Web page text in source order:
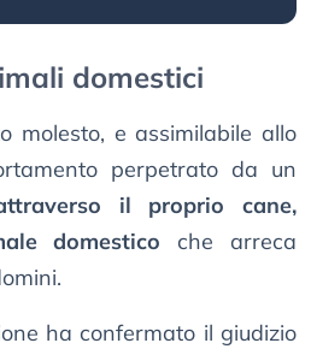
domestici
molesto, e assimilabile allo
perpetrato da un
il proprio cane,
domestico che arreca
ha confermato il giudizio